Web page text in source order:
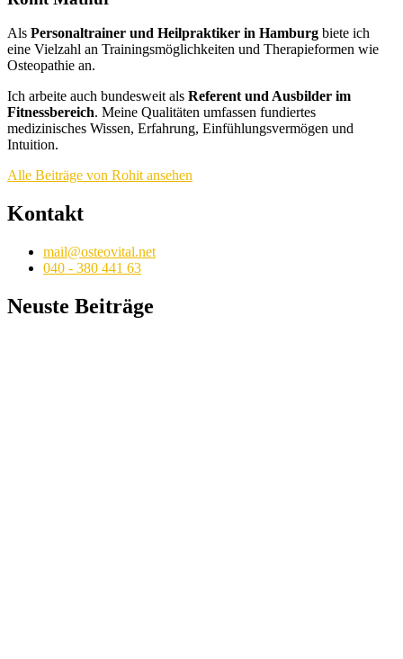
Als Personaltrainer und Heilpraktiker in Hamburg biete ich
eine Vielzahl an Trainingsmöglichkeiten und Therapieformen wie
Osteopathie an.
Ich arbeite auch bundesweit als Referent und Ausbilder im
Fitnessbereich. Meine Qualitäten umfassen fundiertes
medizinisches Wissen, Erfahrung, Einfühlungsvermögen und
Intuition.
Alle Beiträge von Rohit ansehen
Kontakt
mail@osteovital.net
040 - 380 441 63
Neuste Beiträge